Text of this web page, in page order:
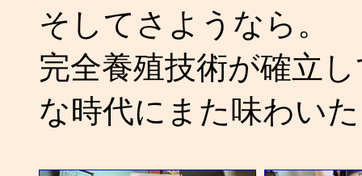
そしてさようなら。
完全養殖技術が確立
な時代にまた味わい